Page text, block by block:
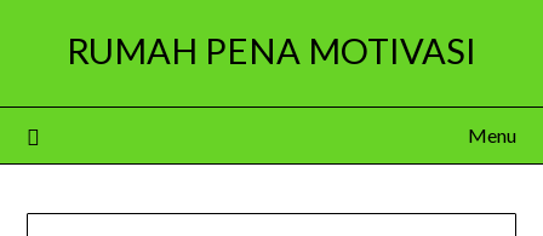
RUMAH PENA MOTIVASI
Menu